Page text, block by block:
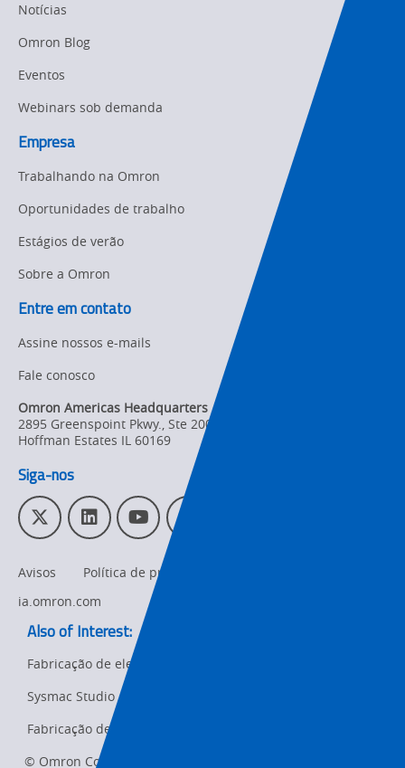
Panel
Building
Control
Technical
Traceability
Training
Sysmac Platform
Product Launches
Strategic Business
Other
Policy
Changes
Product
Discontinuation
Pricing
Supply
Chain/Demand
Notícias
Omron Blog
Eventos
Webinars sob demanda
Empresa
Trabalhando na Omron
Oportunidades de trabalho
Estágios de verão
Sobre a Omron
Entre em contato
Assine nossos e-mails
Fale conosco
Omron Americas Headquarters
2895 Greenspoint Pkwy., Ste 200
Hoffman Estates IL 60169
Siga-nos
T
w
t
t
r
L
i
n
k
e
I
Y
o
u
T
b
e
Avisos Política de privacidade
ia.omron.com
Also of Interest:
Fabricação de eletrônicos
Sysmac Studio Automation Platform
Fabricação de automóveis e EVs
© Omron Corporation 2026. Todos os direitos